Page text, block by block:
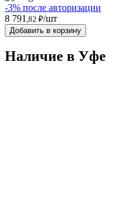
-3% после авторизации
8 791 ,82 ₽/шт
Добавить в корзину
Наличие в Уфe